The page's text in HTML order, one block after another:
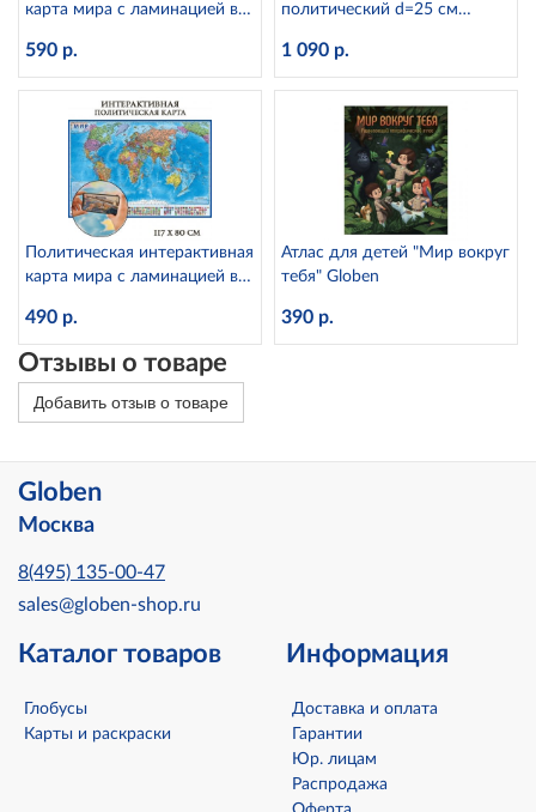
карта мира с ламинацией в
590 р.
политический d=25 см
1 090 р.
Политическая интерактивная
карта мира с ламинацией в
490 р.
Атлас для детей "Мир вокруг
тебя" Globen
390 р.
Отзывы о товаре
Добавить отзыв о товаре
Globen
Москва
8(495) 135-00-47
sales@globen-shop.ru
Каталог товаров
Глобусы
Карты и раскраски
Информация
Доставка и оплата
Гарантии
Юр. лицам
Распродажа